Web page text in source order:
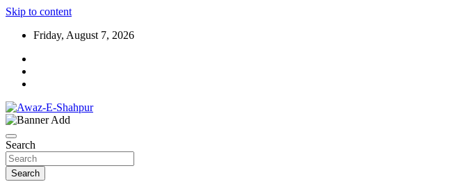
Skip to content
Friday, August 7, 2026
Awaz-E-Shahpur
Search
Search